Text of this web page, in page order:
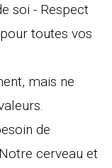
soi - Respect
toutes vos
mais ne
de
cerveau et